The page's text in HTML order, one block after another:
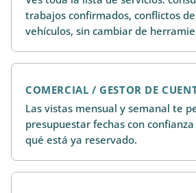
trabajos confirmados, conflictos
vehículos, sin cambiar de
COMERCIAL / GESTOR DE
Las vistas mensual y semanal te
presupuestar fechas con
qué está ya reservado.